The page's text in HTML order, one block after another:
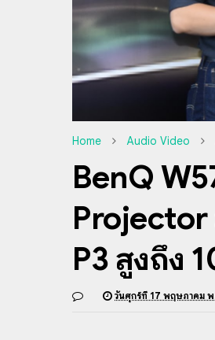
Home Audio Video
BenQ
Projector
P3 สูงถึง
วันศุกร์ที่ 17 พฤษภาคม